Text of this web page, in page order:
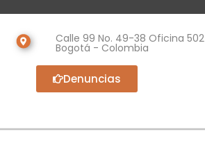
Calle 99 No. 49-38 Oficina 502
Bogotá - Colombia
Denuncias